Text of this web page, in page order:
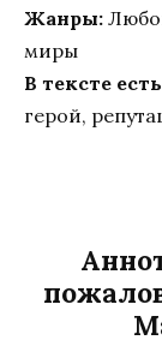
Жанры:
миры
В тексте
герой,